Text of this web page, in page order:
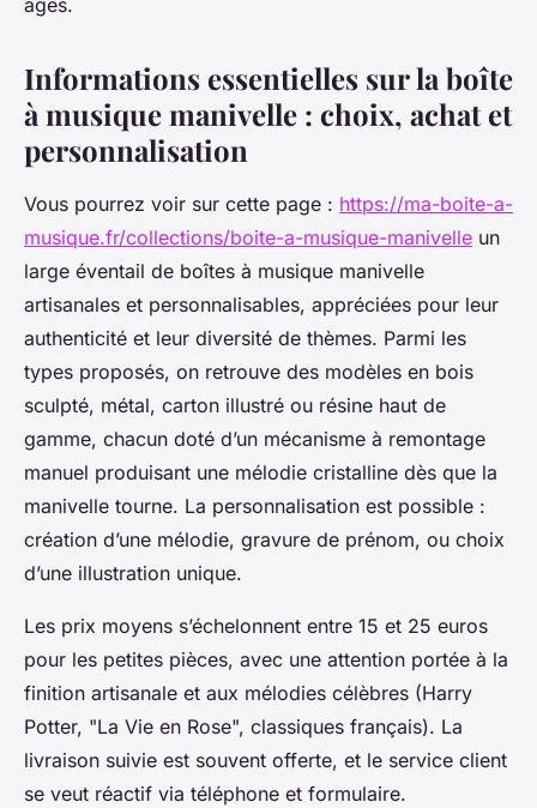
âges.
Informations essentielles sur la boîte
à musique manivelle : choix, achat et
personnalisation
Vous pourrez voir sur cette page : https://ma-boite-a-
musique.fr/collections/boite-a-musique-manivelle un
large éventail de boîtes à musique manivelle
artisanales et personnalisables, appréciées pour leur
authenticité et leur diversité de thèmes. Parmi les
types proposés, on retrouve des modèles en bois
sculpté, métal, carton illustré ou résine haut de
gamme, chacun doté d’un mécanisme à remontage
manuel produisant une mélodie cristalline dès que la
manivelle tourne. La personnalisation est possible :
création d’une mélodie, gravure de prénom, ou choix
d’une illustration unique.
Les prix moyens s’échelonnent entre 15 et 25 euros
pour les petites pièces, avec une attention portée à la
finition artisanale et aux mélodies célèbres (Harry
Potter, "La Vie en Rose", classiques français). La
livraison suivie est souvent offerte, et le service client
se veut réactif via téléphone et formulaire.